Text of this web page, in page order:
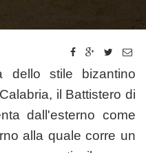
dello stile bizantino
il Battistero di
dall'esterno come
alla quale corre un